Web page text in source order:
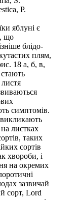
P.
яблуні є
що
блідо-
плям,
18 а, б, в,
симптомів.
викликають
листках
таких
сортів
хвороби, і
на окремих
зазвичай
сорт, Lord